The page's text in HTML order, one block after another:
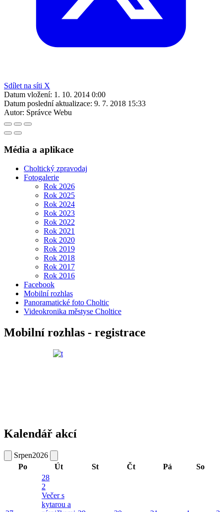
Sdílet na síti X
Datum vložení: 1. 10. 2014 0:00
Datum poslední aktualizace: 9. 7. 2018 15:33
Autor: Správce Webu
Média a aplikace
Choltický zpravodaj
Fotogalerie
Rok 2026
Rok 2025
Rok 2024
Rok 2023
Rok 2022
Rok 2021
Rok 2020
Rok 2019
Rok 2018
Rok 2017
Rok 2016
Facebook
Mobilní rozhlas
Panoramatické foto Choltic
Videokronika městyse Choltice
Mobilní rozhlas - registrace
Kalendář akcí
Srpen2026
Po
Út St Čt Pá So
28
2
Večer s
kytarou a